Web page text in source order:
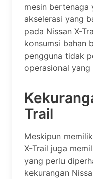
mesin bertenaga
akselerasi yang
pada Nissan X-
konsumsi bahan
pengguna tidak
operasional yang
Trail
Meskipun
X-Trail juga
yang perlu
kekurangan